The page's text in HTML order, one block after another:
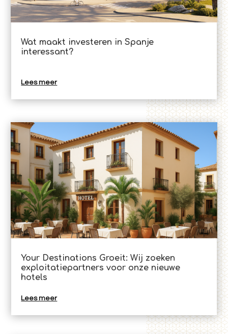
Wat maakt investeren in Spanje
interessant?
Lees meer
Your Destinations Groeit: Wij zoeken
exploitatiepartners voor onze nieuwe
hotels
Lees meer